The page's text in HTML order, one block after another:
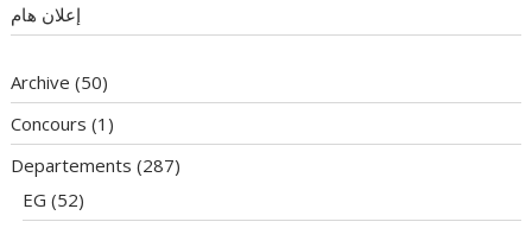
إعلان هام
Archive (50)
Concours (1)
Departements (287)
EG (52)